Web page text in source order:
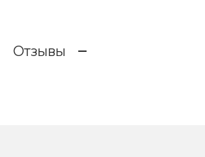
Отзывы